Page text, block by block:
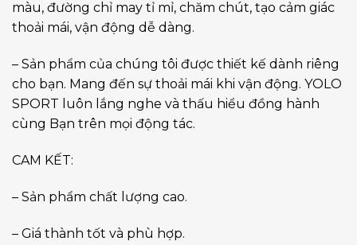
màu, đường chỉ may tỉ mỉ, chăm chút, tạo cảm giác
thoải mái, vận động dễ dàng.
– Sản phẩm của chúng tôi được thiết kế dành riêng
cho bạn. Mang đến sự thoải mái khi vận động. YOLO
SPORT luôn lắng nghe và thấu hiểu đồng hành
cùng Bạn trên mọi động tác.
CAM KẾT:
– Sản phẩm chất lượng cao.
– Giá thành tốt và phù hợp.